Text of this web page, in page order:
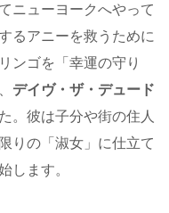
ニューヨークへやって
るアニーを救うために
ンゴを「幸運の守り
デイヴ・ザ・デュード
。彼は子分や街の住人
りの「淑女」に仕立て
します。